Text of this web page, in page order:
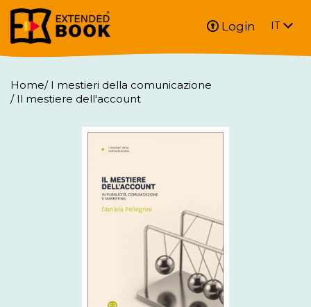
Login IT
Home/ I mestieri della comunicazione
/ Il mestiere dell'account